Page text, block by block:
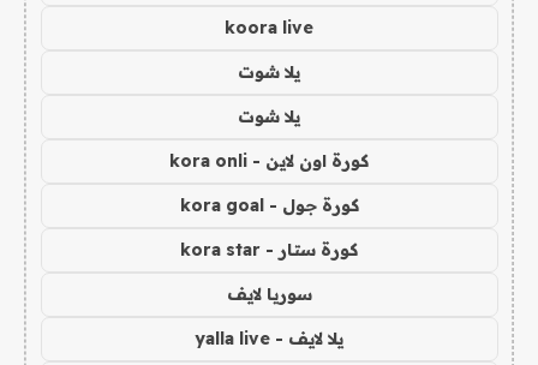
koora live
يلا شوت
يلا شوت
كورة اون لاين - kora onli
كورة جول - kora goal
كورة ستار - kora star
سوريا لايف
يلا لايف - yalla live